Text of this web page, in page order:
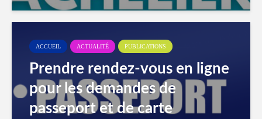
ACCUEIL ACTUALITÉ PUBLICATIONS
Prendre rendez-vous en ligne
pour les demandes de
passeport et de carte